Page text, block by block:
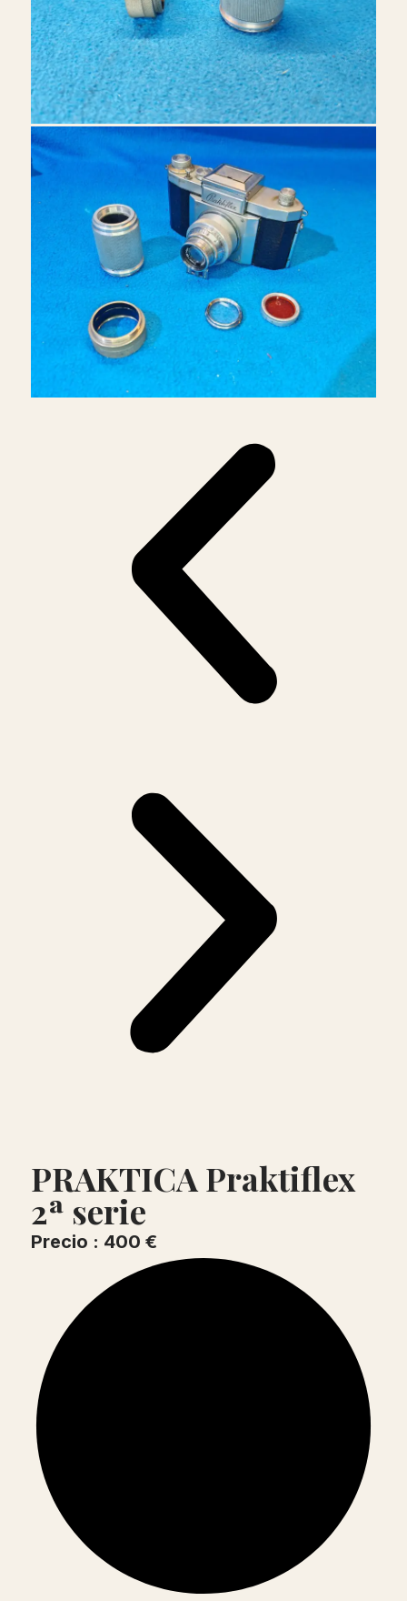
PRAKTICA Praktiflex
2ª serie
Precio : 400 €